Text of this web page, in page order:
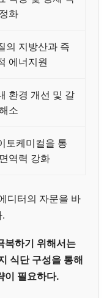
화
의 지방산과 즉
에너지원
환경 개선 및 갈
소
토케미컬을 통
역력 강화
디터의 자문을 바
.
복하기 위해서는
식단 구성을 통해
이 필요하다.